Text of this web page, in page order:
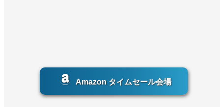
Amazon タイムセール会場